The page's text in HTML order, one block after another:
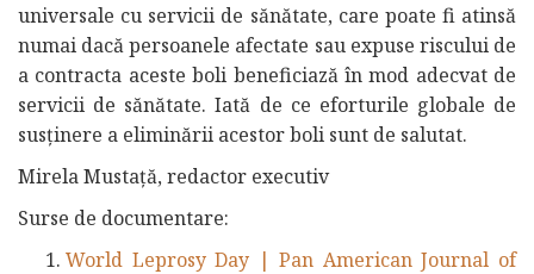
universale cu servicii de sănătate, care poate fi atinsă
numai dacă persoanele afectate sau expuse riscului de
a contracta aceste boli beneficiază în mod adecvat de
servicii de sănătate. Iată de ce eforturile globale de
susținere a eliminării acestor boli sunt de salutat.
Mirela Mustață, redactor executiv
Surse de documentare:
World Leprosy Day | Pan American Journal of